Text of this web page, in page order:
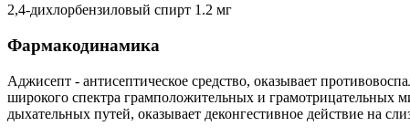
2,4-дихлорбензиловый спирт 1.2 мг
Фармакодинамика
Аджисепт - антисептическое средство, оказывает
широкого спектра грамположительных и грамотрицательных
дыхательных путей, оказывает деконгестивное действие на